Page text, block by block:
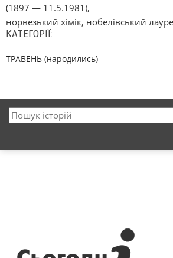
(1897 — 11.5.1981),
норвезький хімік, нобелівський
КАТЕГОРІЇ:
ТРАВЕНЬ (народились)